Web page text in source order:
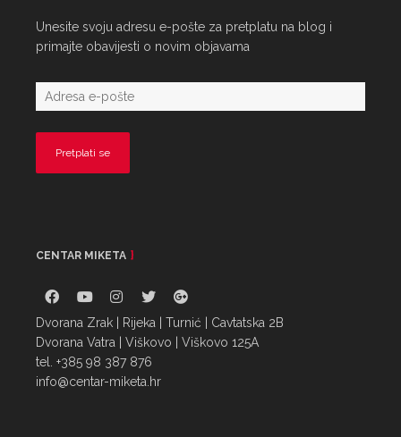
Unesite svoju adresu e-pošte za pretplatu na blog i
primajte obavijesti o novim objavama
CENTAR MIKETA
Dvorana Zrak | Rijeka | Turnić | Cavtatska 2B
Dvorana Vatra | Viškovo | Viškovo 125A
tel. +385 98 387 876
info@centar-miketa.hr